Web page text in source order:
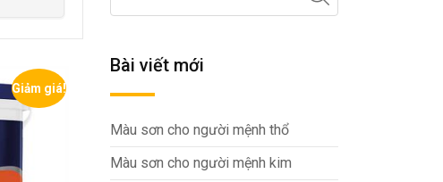
Giảm giá!
Bài viết mới
Màu sơn cho người mệnh thổ
Màu sơn cho người mệnh kim